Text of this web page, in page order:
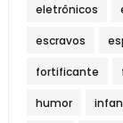
eletrônicos
escravos
fortificante
humor